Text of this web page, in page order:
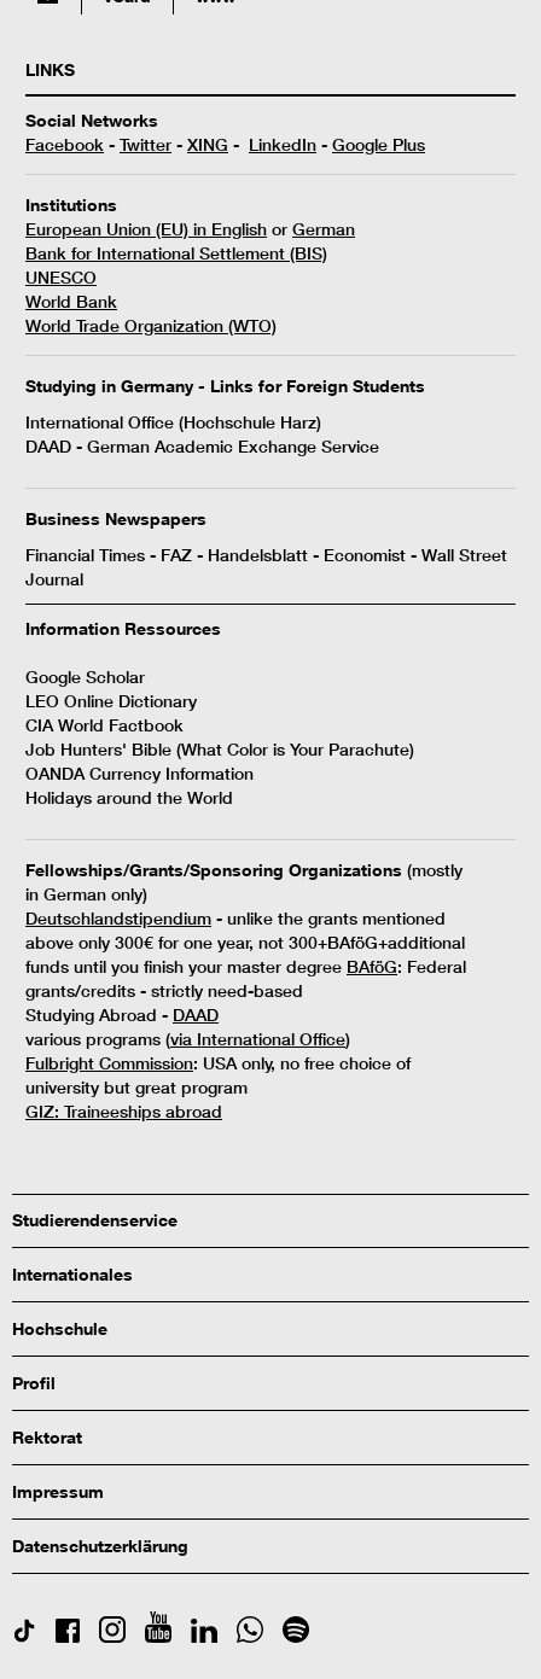
LINKS
Social Networks
Facebook - Twitter - XING - LinkedIn - Google Plus
Institutions
European Union (EU) in English or German
Bank for International Settlement (BIS)
UNESCO
World Bank
World Trade Organization (WTO)
Studying in Germany - Links for Foreign Students
International Office (Hochschule Harz)
DAAD - German Academic Exchange Service
Business Newspapers
Financial Times - FAZ - Handelsblatt - Economist - Wall Street
Journal
Information Ressources
Google Scholar
LEO Online Dictionary
CIA World Factbook
Job Hunters' Bible (What Color is Your Parachute)
OANDA Currency Information
Holidays around the World
Fellowships/Grants/Sponsoring Organizations (mostly
in German only)
Deutschlandstipendium - unlike the grants mentioned
above only 300€ for one year, not 300+BAföG+additional
funds until you finish your master degree BAföG: Federal
grants/credits - strictly need-based
Studying Abroad - DAAD
various programs (via International Office)
Fulbright Commission: USA only, no free choice of
university but great program
GIZ: Traineeships abroad
Studierendenservice
Internationales
Hochschule
Profil
Rektorat
Impressum
Datenschutzerklärung